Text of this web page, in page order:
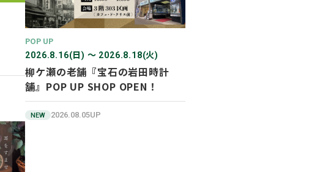
POP UP
2026.8.16(日) 〜 2026.8.18(火)
柳ケ瀬の老舗『宝石の岩田時計
舗』POP UP SHOP OPEN！
NEW 2026.08.05UP